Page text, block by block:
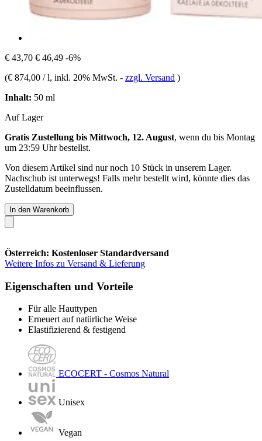
€ 43,70 € 46,49 -6%
(€ 874,00 / l, inkl. 20% MwSt. - zzgl. Versand )
Inhalt: 50 ml
Auf Lager
Gratis Zustellung bis Mittwoch, 12. August, wenn du bis Montag
um 23:59 Uhrbestellst.
Von diesem Artikel sind nur noch 10 Stück in unserem Lager.
Nachschub ist unterwegs! Falls mehr bestellt wird, könnte dies das
Zustelldatum beeinflussen.
In den Warenkorb
Österreich: Kostenloser Standardversand
Weitere Infos zu Versand & Lieferung
Eigenschaften und Vorteile
Für alle Hauttypen
Erneuert auf natürliche Weise
Elastifizierend & festigend
ECOCERT - Cosmos Natural
Unisex
Vegan